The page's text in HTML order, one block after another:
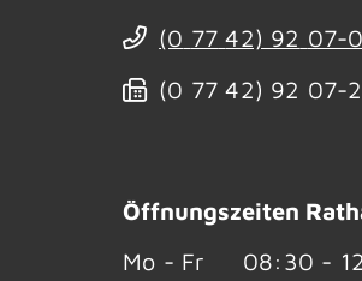
(0 77 42) 92 07-0
(0 77 42) 92 07-
Öffnungszeiten
Mo - Fr
08:30 -